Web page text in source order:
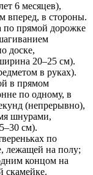
6 месяцев),
вперед, в стороны.
по прямой дорожке
доске,
20–25 см).
в руках).
в прямом
по одному, в
(непрерывно),
шнурами,
см).
по
лежащей на полу;
концом на
скамейке.